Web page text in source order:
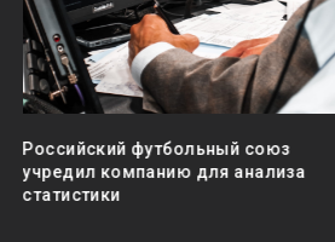
Российский футбольный союз
учредил компанию для анализа
статистики